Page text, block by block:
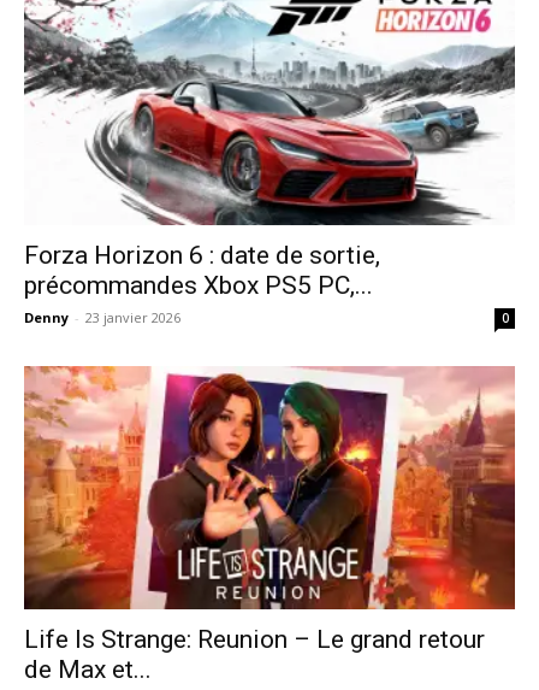
Forza Horizon 6 : date de sortie,
précommandes Xbox PS5 PC,...
Denny - 23 janvier 2026 0
Life Is Strange: Reunion – Le grand retour
de Max et...